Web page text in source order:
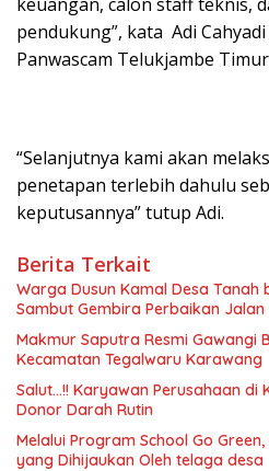
pendukung”, kata Adi
Panwascam Telukjambe
“Selanjutnya kami akan
penetapan terlebih dahulu
keputusannya” tutup Adi.
Berita Terkait
Warga Dusun Kamal Desa
Sambut Gembira Perbaikan Jalan
Makmur Saputra Resmi Gawangi
Kecamatan Tegalwaru Karawang
Salut…!! Karyawan Perusahaan di
Donor Darah Rutin
Melalui Program School Go Green,
yang Dihijaukan Oleh telaga desa